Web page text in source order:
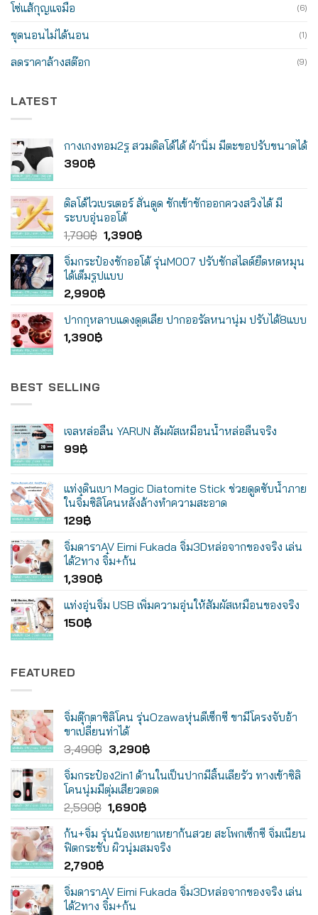
โซ่แส้กุญแจมือ (6)
ชุดนอนไม่ได้นอน (1)
ลดราคาล้างสต๊อก (9)
LATEST
กางเกงทอม2รู สวมดิลโด้ได้ ผ้านิ่ม มีตะขอปรับขนาดได้
390฿
ดิลโด้ไวเบรเตอร์ สั่นดูด ชักเข้าชักออกควงสวิงได้ มี
ระบบอุ่นออโต้
1,790฿ Original
was:
1,790฿.
1,390฿Current
is:
จิ๋มกระป๋องชักออโต้ รุ่นM007 ปรับชักสไลด์ยืดหดหมุน
ได้เต็มรูปแบบ
2,990฿
ปากกุหลาบแดงดูดเลีย ปากออรัลหนานุ่ม ปรับได้8แบบ
1,390฿
BEST SELLING
เจลหล่อลื่น YARUN สัมผัสเหมือนน้ำหล่อลื่นจริง
99฿
แท่งดินเบา Magic Diatomite Stick ช่วยดูดซับน้ำภาย
ในจิ๋มซิลิโคนหลังล้างทำความสะอาด
129฿
จิ๋มดาราAV Eimi Fukada จิ๋ม3Dหล่อจากของจริง เล่น
ได้2ทาง จิ๋ม+ก้น
1,390฿
แท่งอุ่นจิ๋ม USB เพิ่มความอุ่นให้สัมผัสเหมือนของจริง
150฿
FEATURED
จิ๋มตุ๊กตาซิลิโคน รุ่นOzawaหุ่นดีเซ็กซี่ ขามีโครงจับอ้า
ขาเปลี่ยนท่าได้
3,490฿ Original
was:
3,490฿.
3,290฿Current
is:
3,290฿.
จิ๋มกระป๋อง2in1 ด้านในเป็นปากมีลิ้นเลียรัว ทางเข้าซิลิ
โคนนุ่มมีตุ่มเสียวตอด
2,590฿ Original
was:
2,590฿.
1,690฿Current
is:
1,690฿.
ก้น+จิ๋ม รุ่นน้องเหยาเหยาก้นสวย สะโพกเซ็กซี่ จิ๋มเนียน
ฟิตกระชับ ผิวนุ่มสมจริง
2,790฿
จิ๋มดาราAV Eimi Fukada จิ๋ม3Dหล่อจากของจริง เล่น
ได้2ทาง จิ๋ม+ก้น